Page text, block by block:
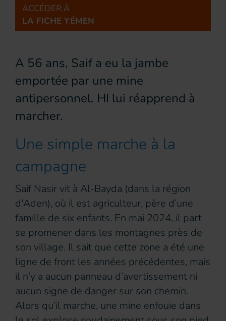
ACCÉDER À
LA FICHE YÉMEN
A 56 ans, Saif a eu la jambe
emportée par une mine
antipersonnel. HI lui réapprend à
marcher.
Une simple marche à la
campagne
Saif Nasir vit à Al-Bayda (dans la région
d'Aden), où il est agriculteur, père d’une
famille de six enfants. En mai 2024, il part
se promener dans les montagnes près de
son village. Il sait que cette zone a été une
ligne de front les années précédentes, mais
il n’y a aucun panneau d’avertissement ni
aucun signe de danger sur son chemin.
Alors qu’il marche, une mine enfouie dans